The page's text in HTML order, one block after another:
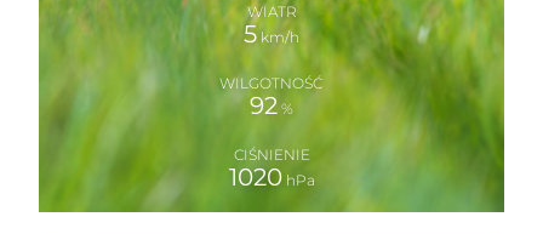
WIATR
5 km/h
WILGOTNOŚĆ
92 %
CIŚNIENIE
1020hPa